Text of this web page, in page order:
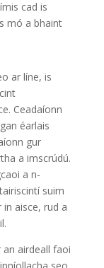
cad is
mó a bhaint
ar líne, is
Ceadaíonn
éarlais
gur
a imscrúdú.
a n-
suim
aisce, rud a
airdeall faoi